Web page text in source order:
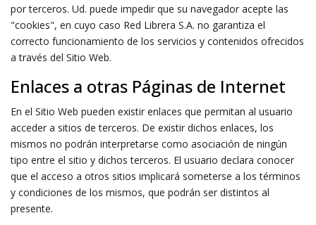
por terceros. Ud. puede impedir que su navegador acepte las
"cookies", en cuyo caso Red Librera S.A. no garantiza el
correcto funcionamiento de los servicios y contenidos ofrecidos
a través del Sitio Web.
Enlaces a otras Páginas de Internet
En el Sitio Web pueden existir enlaces que permitan al usuario
acceder a sitios de terceros. De existir dichos enlaces, los
mismos no podrán interpretarse como asociación de ningún
tipo entre el sitio y dichos terceros. El usuario declara conocer
que el acceso a otros sitios implicará someterse a los términos
y condiciones de los mismos, que podrán ser distintos al
presente.